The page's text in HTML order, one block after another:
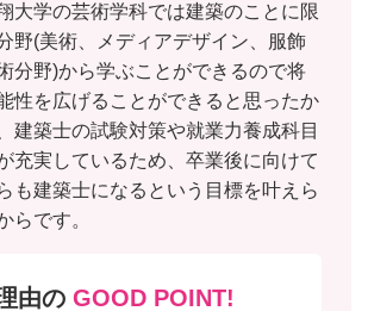
大学の芸術学科では建築のことに限
野(美術、メディアデザイン、服飾
分野)から学ぶことができるので将
性を広げることができると思ったか
建築士の試験対策や就業力養成科目
充実しているため、卒業後に向けて
も建築士になるという目標を叶えら
らです。
由の GOOD POINT!